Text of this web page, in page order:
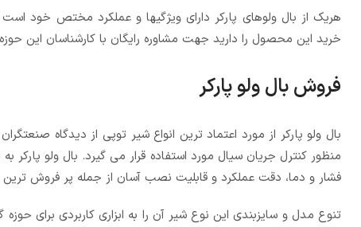
هریک از بال ولوهای پارکر دارای ویژگیها و عملکرد مختص
خرید این محصول را دارید جهت مشاوره رایگان با کارشناسان این
فروش بال ولو پارکر
بال ولو پارکر از مورد اعتماد ترین انواع شیر توپی از دیدگاه
منظور کنترل جریان سیال مورد استفاده قرار می گیرد. بال ولو پارکر
فشار و دما، دقت عملکرد و قابلیت نصب آسان از جمله پر فروش ترین
تنوع مدل و سایزبندی این نوع شیر آن را به ابزاری کاربردی برای